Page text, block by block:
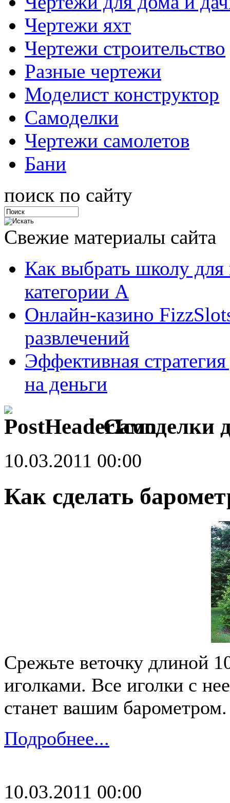
Чертежи яхт
Чертежи строительство
Разные чертежи
Моделист конструктор
Самоделки
Чертежи самолетов
Бани
поиск по сайту
Свежие материалы сайта
Как выбрать школу для
категории А
Онлайн-казино
развлечений
Эффективная
на деньги
Самоделки
10.03.2011 00:00
Как сделать
Срежьте веточку длиной
иголками. Все иголки с
станет вашим барометром.
Подробнее...
10.03.2011 00:00